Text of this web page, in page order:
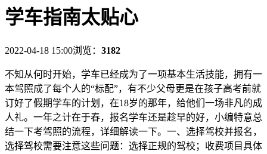
学车指南太​贴心
2022-04-18 15:00浏览： 3182
不知从何时开始，学车已经成为了一项基本生活技能，拥有一
本驾照成了每个人的“标配”，有不少父母更是在孩子高考前就
订好了假期学车的计划，在18岁的那年，给他们一场非凡的成
人礼。一年之计在于春，报名学车还是趁早的好，小编特意总
结一下考驾照的流程，详细解读一下。一、选择驾校并报名，
选择驾校需要注意这些问题：选择正规的驾校；收费项目具体